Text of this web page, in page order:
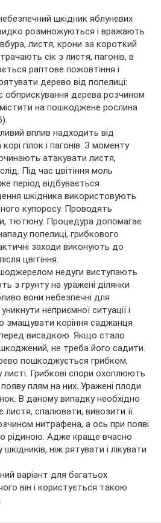
шкідник яблуневих
розмножуються і вражають
листя, крони за короткий
сік з листя, пагонів, в
раптове пожовтіння і
дерево від попелиці:
дерева розчином
на пошкоджене рослина
вплив надходить від
гілок і пагонів. З моменту
атакувати листя,
Під час цвітіння моль
період відбувається
шкідника використовують
купоросу. Проводять
тютюну. Процедура допомагає
попелиці, грибкового
заходи виконують до
цвітіння.
недуги виступають
з грунту на уражені ділянки
вони небезпечні для
неприємної ситуації і
змащувати коріння саджанця
висадкою. Якщо стало
не треба його садити.
пошкоджується грибком,
Грибкові спори охоплюють
плям на них. Уражені плоди
В даному випадку необхідно
листя, спалювати, вивозити її.
нитрафена, а ось при появі
рідиною. Адже краще вчасно
ніж рятувати і лікувати
варіант для багатьох
він і користується такою